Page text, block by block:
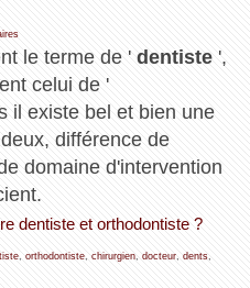
le terme de 'dentiste ',
celui de '
il existe bel et bien une
différence de
domaine d'intervention
dentiste et orthodontiste ?
, orthodontiste, chirurgien, docteur, dents,